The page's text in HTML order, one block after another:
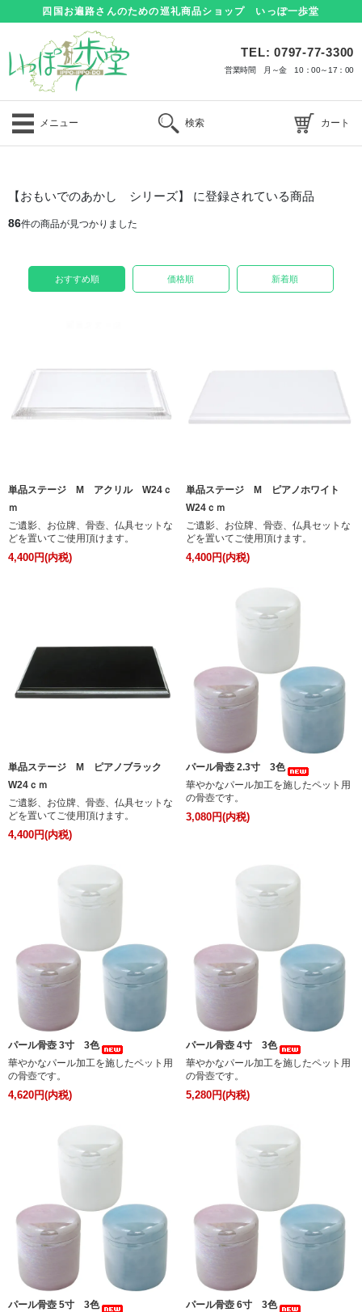
四国お遍路さんのための巡礼商品ショップ いっぽ一歩堂
TEL: 0797-77-3300
営業時間 月～金 10：00～17：00
メニュー 検索 カート
【おもいでのあかし シリーズ】 に登録されている商品
86件の商品が見つかりました
おすすめ順 価格順 新着順
単品ステージ M アクリル W24ｃ
ｍ
ご遺影、お位牌、骨壺、仏具セットな
どを置いてご使用頂けます。
4,400円(内税)
単品ステージ M ピアノホワイト
W24ｃｍ
ご遺影、お位牌、骨壺、仏具セットな
どを置いてご使用頂けます。
4,400円(内税)
単品ステージ M ピアノブラック
W24ｃｍ
ご遺影、お位牌、骨壺、仏具セットな
どを置いてご使用頂けます。
4,400円(内税)
パール骨壺 2.3寸 3色
華やかなパール加工を施したペット用
の骨壺です。
3,080円(内税)
パール骨壺 3寸 3色
華やかなパール加工を施したペット用
の骨壺です。
4,620円(内税)
パール骨壺 4寸 3色
華やかなパール加工を施したペット用
の骨壺です。
5,280円(内税)
パール骨壺 5寸 3色
パール骨壺 6寸 3色